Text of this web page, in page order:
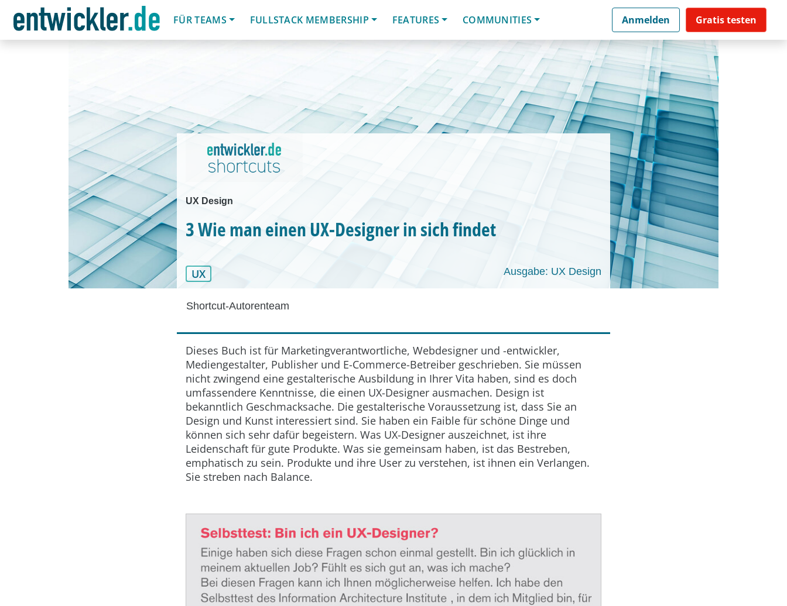
FÜR TEAMS
FULLSTACK MEMBERSHIP FEATURES COMMUNITIES Anmelden Gratis testen
UX Design
3 Wie man einen UX-Designer in sich findet
UX Ausgabe: UX Design
Shortcut-Autorenteam
Dieses Buch ist für Marketingverantwortliche, Webdesigner und -entwickler,
Mediengestalter, Publisher und E-Commerce-Betreiber geschrieben. Sie müssen
nicht zwingend eine gestalterische Ausbildung in Ihrer Vita haben, sind es doch
umfassendere Kenntnisse, die einen UX-Designer ausmachen. Design ist
bekanntlich Geschmacksache. Die gestalterische Voraussetzung ist, dass Sie an
Design und Kunst interessiert sind. Sie haben ein Faible für schöne Dinge und
können sich sehr dafür begeistern. Was UX-Designer auszeichnet, ist ihre
Leidenschaft für gute Produkte. Was sie gemeinsam haben, ist das Bestreben,
emphatisch zu sein. Produkte und ihre User zu verstehen, ist ihnen ein Verlangen.
Sie streben nach Balance.